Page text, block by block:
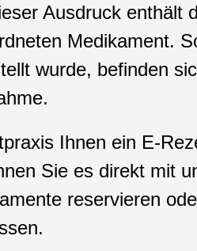
Ausdruck enthält
Medikament.
wurde, befinden
Ihnen ein E-
Sie es direkt mit
reservieren